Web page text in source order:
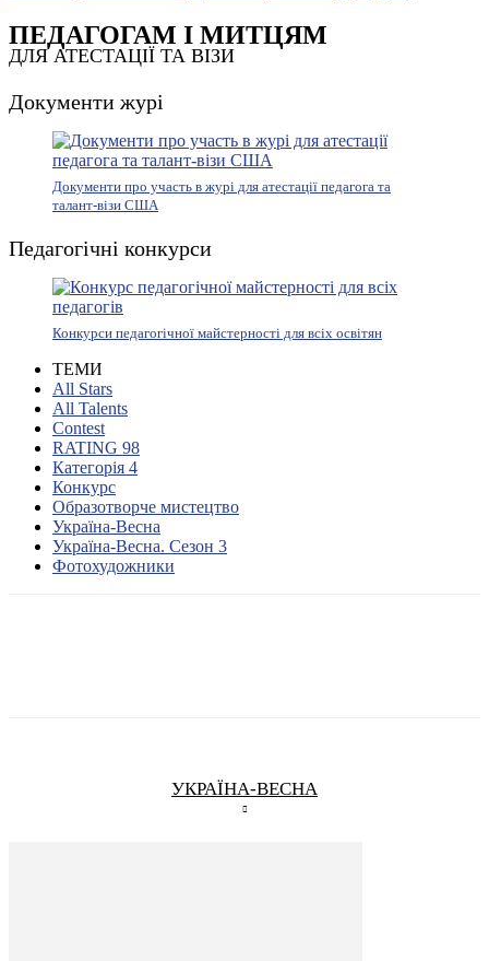
ПЕДАГОГАМ І МИТЦЯМ
ДЛЯ АТЕСТАЦІЇ ТА ВІЗИ
Документи журі
Документи про участь в журі для атестації педагога та
талант-візи США
Педагогічні конкурси
Конкурси педагогічної майстерності для всіх освітян
ТЕМИ
All Stars
All Talents
Contest
RATING 98
Категорія 4
Конкурс
Образотворче мистецтво
Україна-Весна
Україна-Весна. Сезон 3
Фотохудожники
УКРАЇНА-ВЕСНА